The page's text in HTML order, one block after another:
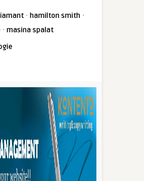
· hamilton smith ·
· masina spalat